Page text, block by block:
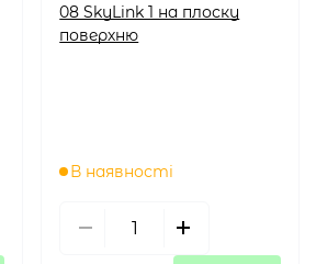
08 SkyLink 1 на плоску
поверхню
В наявності